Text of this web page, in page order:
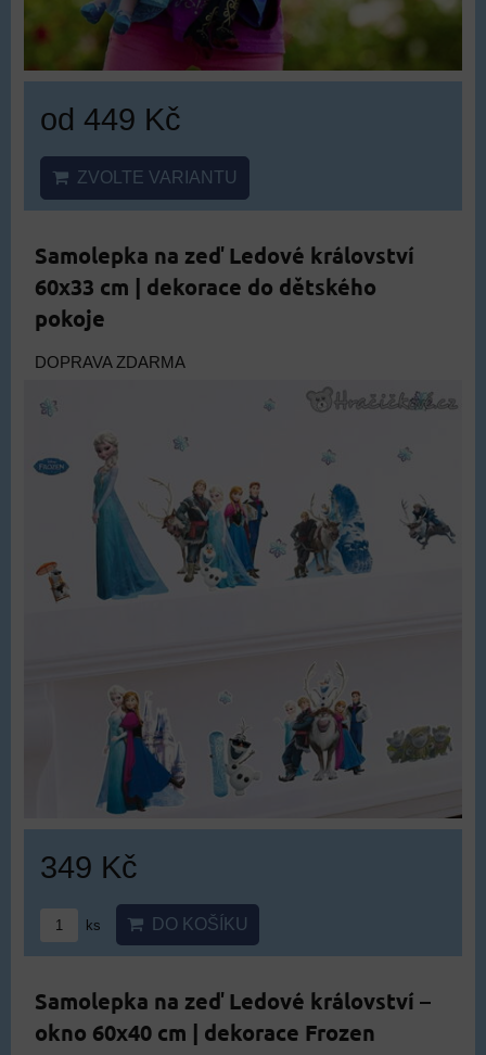
od 449 Kč
ZVOLTE VARIANTU
Samolepka na zeď Ledové království
60x33 cm | dekorace do dětského
pokoje
DOPRAVA ZDARMA
349 Kč
ks DO KOŠÍKU
Samolepka na zeď Ledové království –
okno 60x40 cm | dekorace Frozen